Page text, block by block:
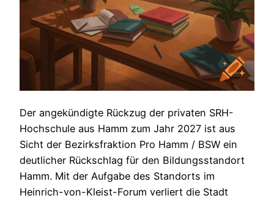
Der angekündigte Rückzug der privaten SRH-
Hochschule aus Hamm zum Jahr 2027 ist aus
Sicht der Bezirksfraktion Pro Hamm / BSW ein
deutlicher Rückschlag für den Bildungsstandort
Hamm. Mit der Aufgabe des Standorts im
Heinrich-von-Kleist-Forum verliert die Stadt